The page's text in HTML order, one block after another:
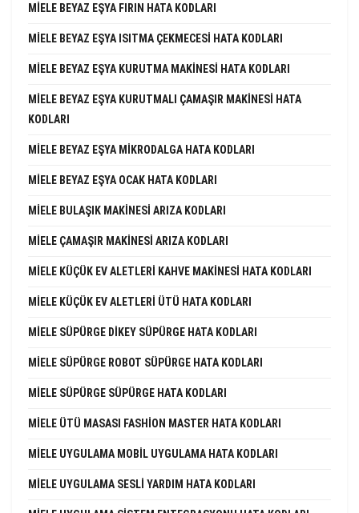
MIELE BEYAZ EŞYA FIRIN HATA KODLARI
MIELE BEYAZ EŞYA ISITMA ÇEKMECESI HATA KODLARI
MIELE BEYAZ EŞYA KURUTMA MAKINESI HATA KODLARI
MIELE BEYAZ EŞYA KURUTMALI ÇAMAŞIR MAKINESI HATA
KODLARI
MIELE BEYAZ EŞYA MIKRODALGA HATA KODLARI
MIELE BEYAZ EŞYA OCAK HATA KODLARI
MIELE BULAŞIK MAKINESI ARIZA KODLARI
MIELE ÇAMAŞIR MAKINESI ARIZA KODLARI
MIELE KÜÇÜK EV ALETLERI KAHVE MAKINESI HATA KODLARI
MIELE KÜÇÜK EV ALETLERI ÜTÜ HATA KODLARI
MIELE SÜPÜRGE DIKEY SÜPÜRGE HATA KODLARI
MIELE SÜPÜRGE ROBOT SÜPÜRGE HATA KODLARI
MIELE SÜPÜRGE SÜPÜRGE HATA KODLARI
MIELE ÜTÜ MASASI FASHION MASTER HATA KODLARI
MIELE UYGULAMA MOBIL UYGULAMA HATA KODLARI
MIELE UYGULAMA SESLI YARDIM HATA KODLARI